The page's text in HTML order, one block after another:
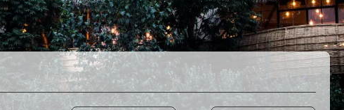
Autos Paquetes Multidestino